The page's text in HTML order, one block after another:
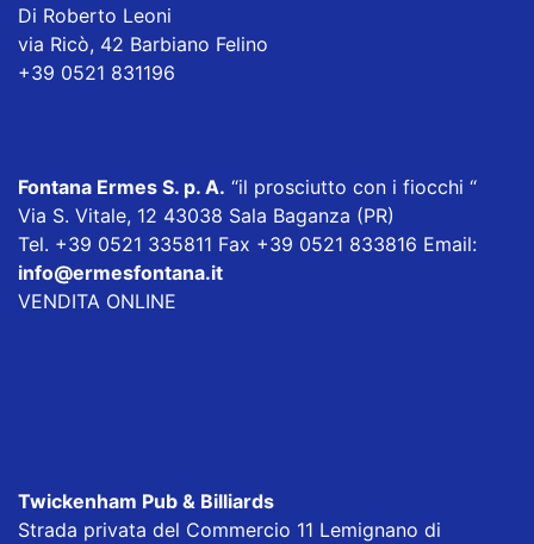
Di Roberto Leoni
via Ricò, 42 Barbiano Felino
+39 0521 831196
Fontana Ermes S. p. A. “il prosciutto con i fiocchi “
Via S. Vitale, 12 43038 Sala Baganza (PR)
Tel. +39 0521 335811 Fax +39 0521 833816 Email:
info@ermesfontana.it
VENDITA ONLINE
Twickenham Pub & Billiards
Strada privata del Commercio 11 Lemignano di